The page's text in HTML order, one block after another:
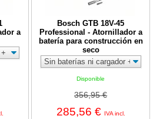
a
Bosch GTB 18V-45
Professional - Atornillador a
batería para construcción en
seco
Disponible
356,95 €
285,56 € IVA incl.